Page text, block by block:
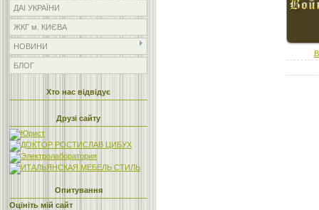
ДАІ УКРАЇНИ
ЖКГ м. КИЄВА
НОВИНИ
БЛОГ
Хто нас відвідує
Друзі сайту
Опитування
Оцініть мій сайт